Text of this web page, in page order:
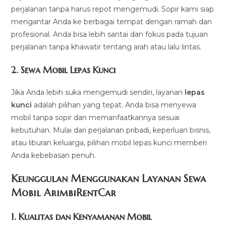
perjalanan tanpa harus repot mengemudi. Sopir kami siap
mengantar Anda ke berbagai tempat dengan ramah dan
profesional. Anda bisa lebih santai dan fokus pada tujuan
perjalanan tanpa khawatir tentang arah atau lalu lintas.
2.Sewa Mobil Lepas Kunci
Jika Anda lebih suka mengemudi sendiri, layanan lepas
kunci adalah pilihan yang tepat. Anda bisa menyewa
mobil tanpa sopir dan memanfaatkannya sesuai
kebutuhan. Mulai dari perjalanan pribadi, keperluan bisnis,
atau liburan keluarga, pilihan mobil lepas kunci memberi
Anda kebebasan penuh.
Keunggulan Menggunakan Layanan Sewa
Mobil ArimbiRentCar
1.Kualitas dan Kenyamanan Mobil